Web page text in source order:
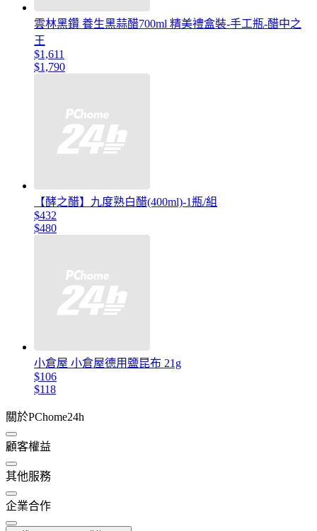
雲林黑鑽 養生黑蒜醋700ml 精美禮盒裝-手工瓶-醋中之
王
$1,611
$1,790
【酵之醋】九度熟白醋(400ml)-1瓶/組
$432
$480
小倉屋 小倉屋德用鹽昆布 21g
$106
$118
關於PChome24h
顧客權益
其他服務
企業合作